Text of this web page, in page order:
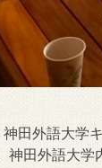
田外語大学
神田外語大